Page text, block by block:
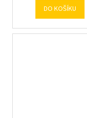
DO KOŠÍKU